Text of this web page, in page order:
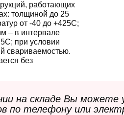
работающих
толщиной до 25
от -40 до +425С;
– в интервале
при условии
свариваемостью.
без
на складе Вы можете
по телефону или